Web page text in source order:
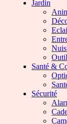
Jardin
Santé &
Sécurité